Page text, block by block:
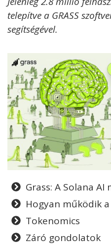
telepítve a GRASS
segítségével.
Grass: A Solana AI
Hogyan működik
Tokenomics
Záró gondolatok